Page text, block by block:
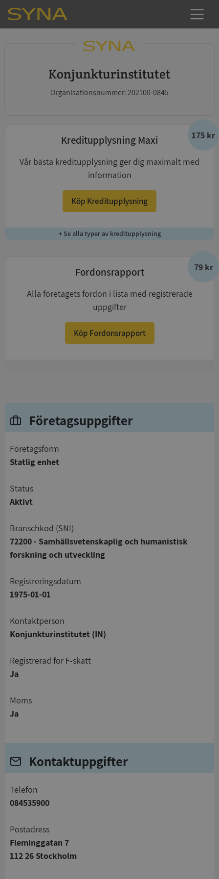
Konjunkturinstitutet
Organisationsnummer: 202100-0845
175 kr
Kreditupplysning Maxi
Vår bästa kreditupplysning ger dig maximalt med
information
Köp Kreditupplysning
+ Se alla typer av kreditupplysning
79 kr
Fordonsrapport
Alla företagets fordon i lista med registrerade
uppgifter
Köp Fordonsrapport
Företagsuppgifter
företagsform
Statlig enhet
status
Aktivt
branschkod (SNI)
72200 - Samhällsvetenskaplig och humanistisk
forskning och utveckling
registreringsdatum
1975-01-01
Kontaktperson
Konjunkturinstitutet (IN)
registrerad för F-skatt
Ja
Moms
Ja
Kontaktuppgifter
telefon
084535900
Postadress
Fleminggatan 7
112 26 Stockholm